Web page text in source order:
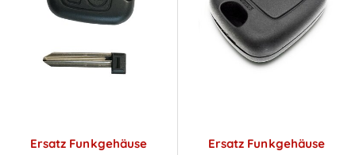
Ersatz Funkgehäuse Ersatz Funkgehäuse